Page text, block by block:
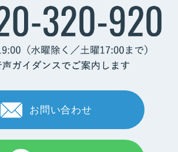
お問い合わせ